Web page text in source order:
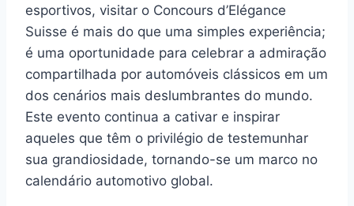
esportivos, visitar o Concours d’Elégance
Suisse é mais do que uma simples experiência;
é uma oportunidade para celebrar a admiração
compartilhada por automóveis clássicos em um
dos cenários mais deslumbrantes do mundo.
Este evento continua a cativar e inspirar
aqueles que têm o privilégio de testemunhar
sua grandiosidade, tornando-se um marco no
calendário automotivo global.